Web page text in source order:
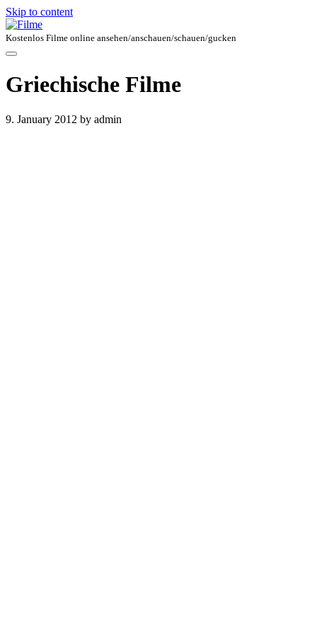
Skip to content
Kostenlos Filme online ansehen/anschauen/schauen/gucken
Griechische Filme
9. January 2012 by admin